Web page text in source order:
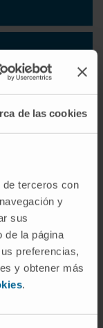
de las cookies
terceros con
y
sus
de la página
preferencias,
y obtener más
.